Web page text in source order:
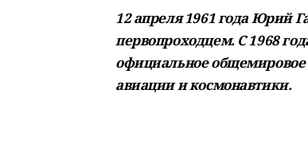
12 апреля 1961 года Юрий
первопроходцем. С 1968
официальное
авиации и космонавтики.